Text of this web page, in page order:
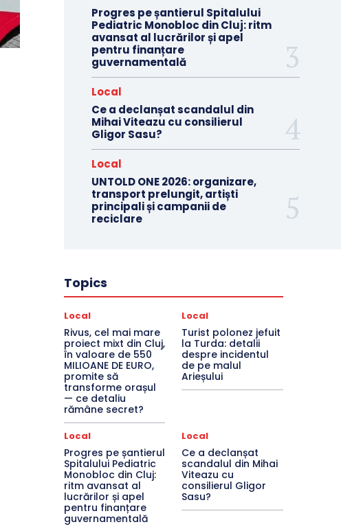
Progres pe șantierul Spitalului
Pediatric Monobloc din Cluj: ritm
avansat al lucrărilor și apel
pentru finanțare
guvernamentală
Local
Ce a declanșat scandalul din
Mihai Viteazu cu consilierul
Gligor Sasu?
Local
UNTOLD ONE 2026: organizare,
transport prelungit, artiști
principali și campanii de
reciclare
Topics
Local
Rivus, cel mai mare
proiect mixt din Cluj,
în valoare de 550
MILIOANE DE EURO,
promite să
transforme orașul
— ce detaliu
rămâne secret?
Local
Turist polonez jefuit
la Turda: detalii
despre incidentul
de pe malul
Arieșului
Local
Progres pe șantierul
Spitalului Pediatric
Monobloc din Cluj:
ritm avansat al
lucrărilor și apel
pentru finanțare
guvernamentală
Local
Ce a declanșat
scandalul din Mihai
Viteazu cu
consilierul Gligor
Sasu?